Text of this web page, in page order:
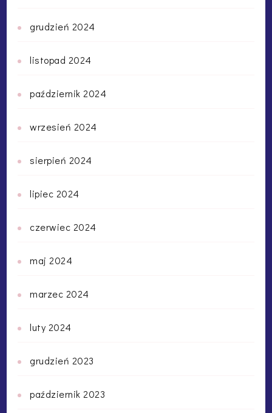
grudzień 2024
listopad 2024
październik 2024
wrzesień 2024
sierpień 2024
lipiec 2024
czerwiec 2024
maj 2024
marzec 2024
luty 2024
grudzień 2023
październik 2023